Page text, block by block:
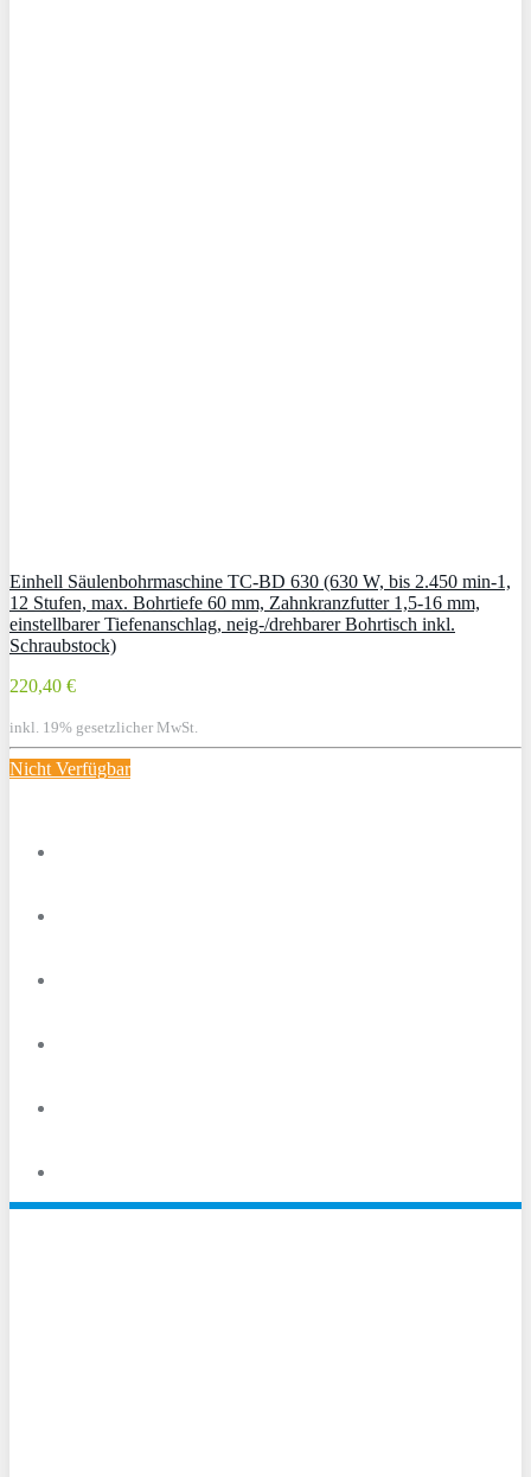
Einhell Säulenbohrmaschine TC-BD 630 (630 W, bis 2.450 min-1,
12 Stufen, max. Bohrtiefe 60 mm, Zahnkranzfutter 1,5-16 mm,
einstellbarer Tiefenanschlag, neig-/drehbarer Bohrtisch inkl.
Schraubstock)
220,40 €
inkl. 19% gesetzlicher MwSt.
Nicht Verfügbar